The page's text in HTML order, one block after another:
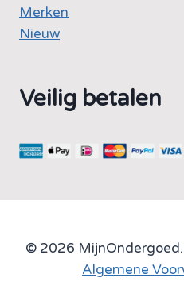
Merken
Nieuw
Veilig betalen
© 2026
Algemene